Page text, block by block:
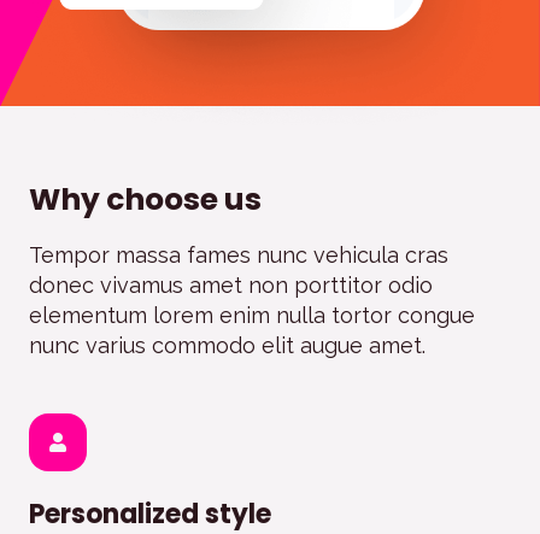
Why choose us
Tempor massa fames nunc vehicula cras
donec vivamus amet non porttitor odio
elementum lorem enim nulla tortor congue
nunc varius commodo elit augue amet.
Personalized style